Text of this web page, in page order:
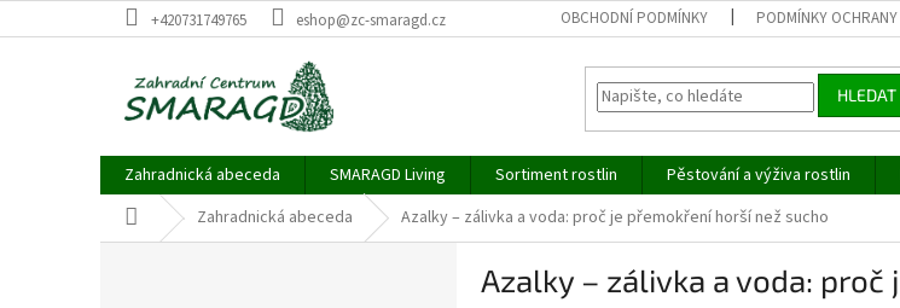
na
+420731749765 eshop@zc-smaragd.cz OBCHODNÍ PODMÍNKY PODMÍNKY
HLEDAT
Zahradnická abeceda SMARAGD Living Sortiment rostlin Pěstování a výživa rostlin
Domů Zahradnická abeceda Azalky – zálivka a voda: proč je přemokření horší než sucho
Azalky – zálivka a voda: